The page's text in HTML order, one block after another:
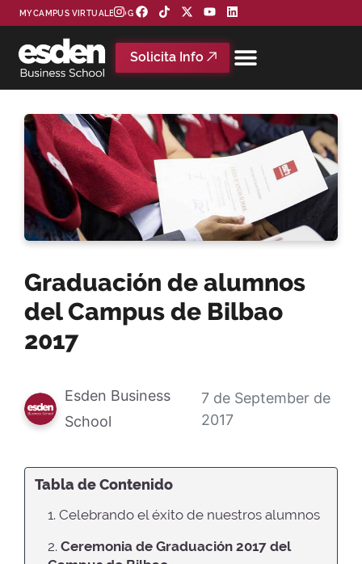
MYCAMPUS VIRTUAL BLOG
Solicita Info
Graduación de alumnos
del Campus de Bilbao
2017
Esden Business
School
7 de September de
2017
Tabla de Contenido
1. Celebrando el éxito de nuestros alumnos
2. Ceremonia de Graduación 2017 del